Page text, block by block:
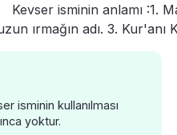
Kevser isminin anlamı :1.
ırmağın adı. 3. Kur'anı
isminin kullanılması
yoktur.